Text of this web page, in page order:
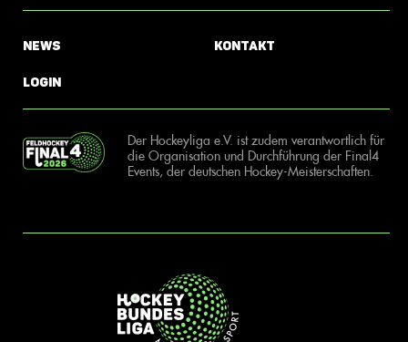
News
Login
Kontakt
Der Hockeyliga e.V. ist zudem verantwortlich für
die Organisation und Durchführung der Final4
Events, der deutschen Hockey-Meisterschaften.